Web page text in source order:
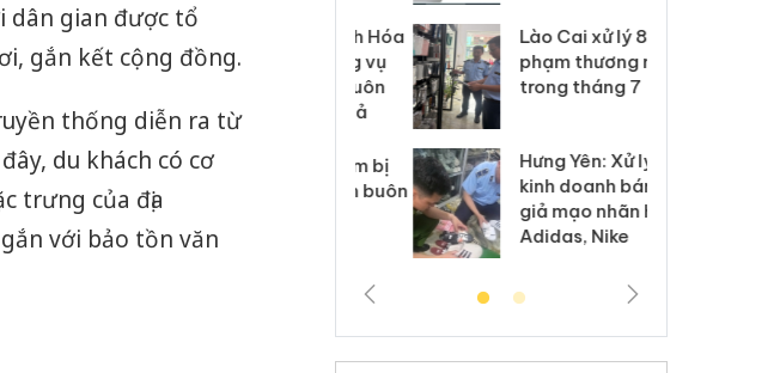
dân gian được tổ
gắn kết cộng đồng.
thống diễn ra từ
du khách có cơ
trưng của địa
với bảo tồn văn
tìm bị hại trong vụ
bán yến sào giả
Thanh Hóa: Tìm bị
Moyuum giả
Lào Cai xử lý 83 vụ vi
phạm thương mại
trong tháng 7
Hưng Yên: Xử lý 6 hộ
kinh doanh bán hàng
giả mạo nhãn hiệu
Adidas, Nike